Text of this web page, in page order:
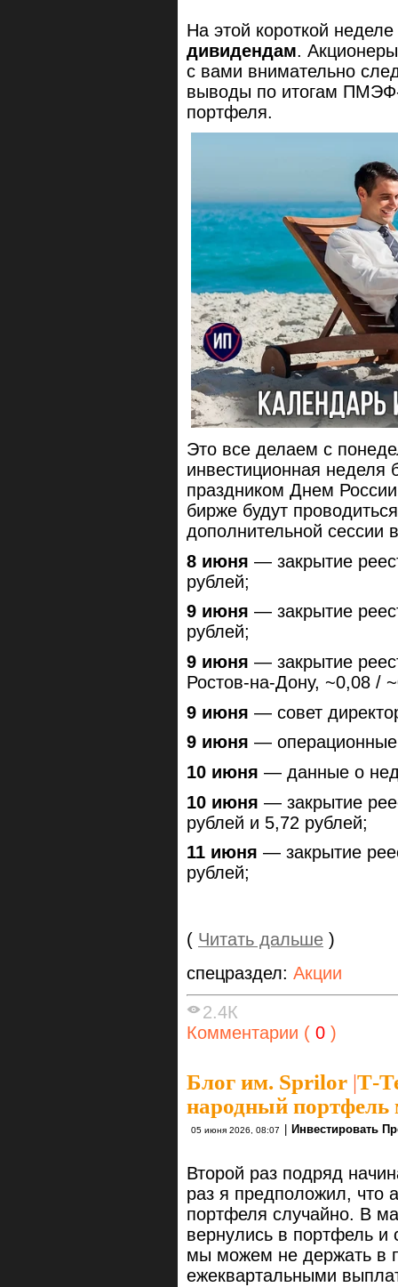
На этой короткой
дивидендам.
с вами внимательно
выводы по итогам
портфеля.
Это все делаем с
инвестиционная неделя
праздником Днем
бирже будут
дополнительной сессии
8 июня — закрытие
рублей;
9 июня — закрытие
рублей;
9 июня — закрытие
Ростов-на-Дону, ~0,08 /
9 июня — совет
9 июня — операционные
10 июня — данные о
10 июня — закрытие
рублей и 5,72 рублей;
11 июня — закрытие
рублей;
( Читать дальше )
спецраздел: Акции
2.4К
Комментарии ( 0 )
Блог им. Sprilor |Т-
народный портфель
05 июня 2026, 08:07 Инвестировать
Второй раз подряд
раз я предположил, что
портфеля случайно. В
вернулись в портфель и
мы можем не держать в
ежеквартальными